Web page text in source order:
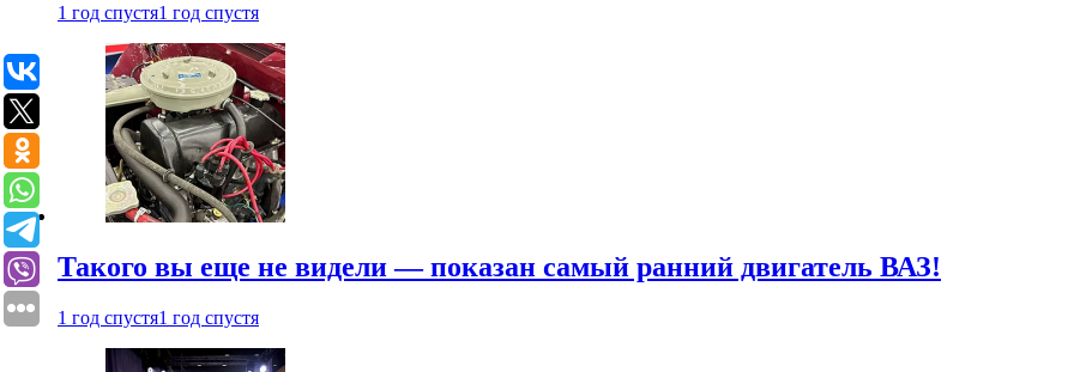
1 год спустя1 год спустя
Такого вы еще не видели — показан самый ранний двигатель ВАЗ!
1 год спустя1 год спустя